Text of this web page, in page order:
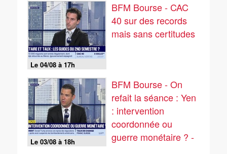
Le 04/08 à 17h
BFM Bourse - CAC
40 sur des records
mais sans certitudes
Le 03/08 à 18h
BFM Bourse - On
refait la séance : Yen
: intervention
coordonnée ou
guerre monétaire ? -